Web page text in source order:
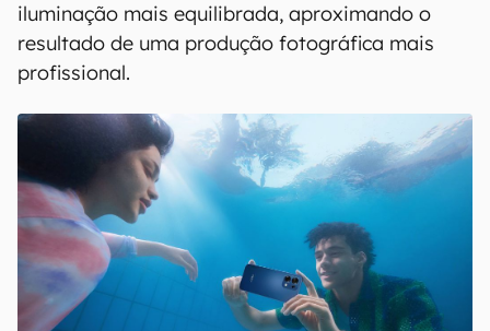
iluminação mais equilibrada, aproximando o
resultado de uma produção fotográfica mais
profissional.